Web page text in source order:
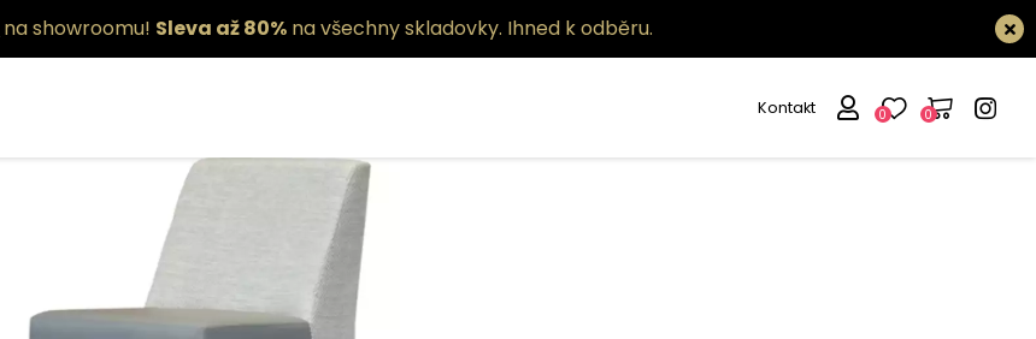
na showroomu! Sleva až 80% na všechny skladovky. Ihned k odběru.
Kontakt 0 0